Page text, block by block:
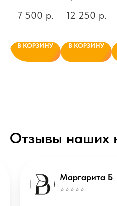
7 500 р.
В КОРЗИНУ
12 250 р.
В КОРЗИНУ
Отзывы наших
Маргарита Б
⭐️⭐️⭐️⭐️⭐️
Публичная оферта
© ВМЕСТО СЛОВ, 2026